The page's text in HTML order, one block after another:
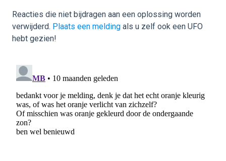
Reacties die niet bijdragen aan een oplossing worden
verwijderd. Plaats een melding als u zelf ook een UFO
hebt gezien!